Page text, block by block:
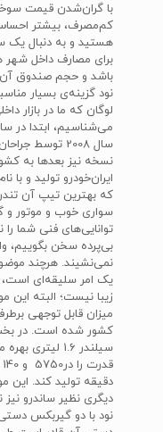
با گران‌شدن قیمت
کم‌مصرف، بیشتر
هستید و به دنبال یک
برای مصارف داخل شهر
باشد و حجم صندوق آن
نود گزینه‌ی بسیار
لوگان که ما در بازار
سال 2008
نسخه نیز بعدها به
سواری خوب و موتور و
توانایی‌های فنی شما را
بی‌پرده سخن بگوییم،
نمی‌نشیند. هرچند
یک امر سلیقه‌ای است،
میزان قابل توجهی
دقیقه تولید کند. این
دیگری نظیر ساندرو
نود با دو گیربکس